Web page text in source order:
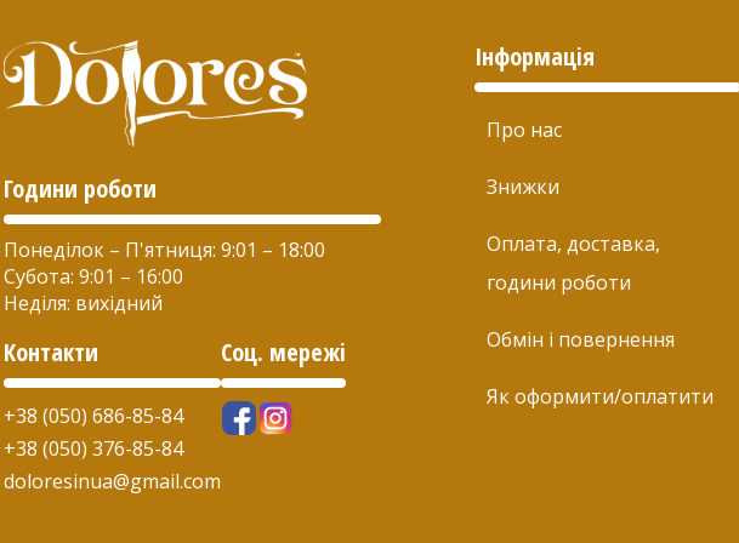
Години роботи
Понеділок – П'ятниця: 9:01 – 18:00
Субота: 9:01 – 16:00
Неділя: вихідний
Контакти
+38 (050) 686-85-84
+38 (050) 376-85-84
doloresinua@gmail.com
Соц. мережі
Інформація
Про нас
Знижки
Оплата, доставка,
години роботи
Обмін і повернення
Як оформити/оплатити